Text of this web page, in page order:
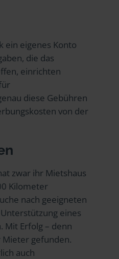
ein eigenes Konto
die das
einrichten
diese Gebühren
von der
zwar ihr Mietshaus
Kilometer
nach geeigneten
eines
Mit Erfolg – denn
Mieter gefunden.
auch